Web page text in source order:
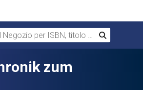
principale
per ISBN, titolo o autore
Cerca
zum